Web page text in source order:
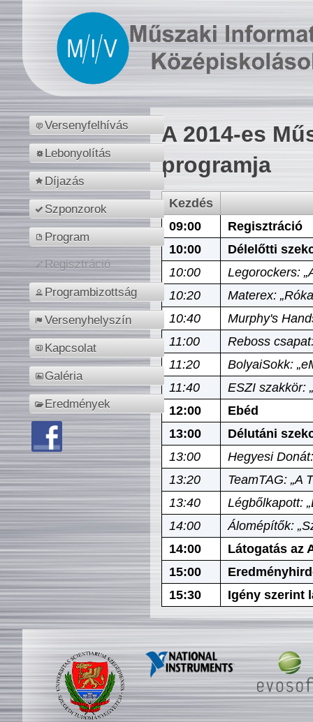
Versenyfelhívás
Lebonyolítás
Díjazás
Szponzorok
Program
Regisztráció
Programbizottság
Versenyhelyszín
Kapcsolat
Galéria
Eredmények
A 2014-es
programja
Kezdés
09:00
Regisztráció
10:00
Délelőtti
10:00
Legorockers:
10:20
Materex:
10:40
Murphy's
11:00
Reboss
11:20
BolyaiSokk:
11:40
ESZI szakkör:
12:00
Ebéd
13:00
Délutáni
13:00
Hegyesi
13:20
TeamTAG: „A
13:40
Légbőlkapott:
14:00
Álomépítők:
14:00
Látogatás az
15:00
15:30
Igény szerint